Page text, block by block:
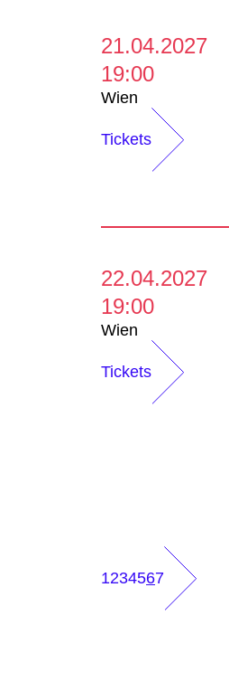
21.04.2027
19:00
Wien
Tickets
22.04.2027
19:00
Wien
Tickets
1234567